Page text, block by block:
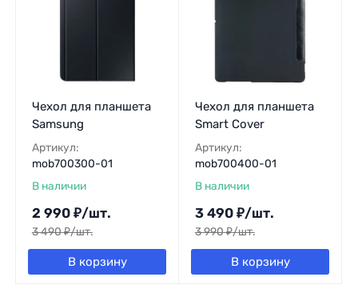
Чехол для планшета
Samsung
Артикул:
mob700300-01
В наличии
2 990 ₽/шт.
3 490₽/шт.
В корзину
Чехол для планшета
Smart Cover
Артикул:
mob700400-01
В наличии
3 490 ₽/шт.
3 990₽/шт.
В корзину